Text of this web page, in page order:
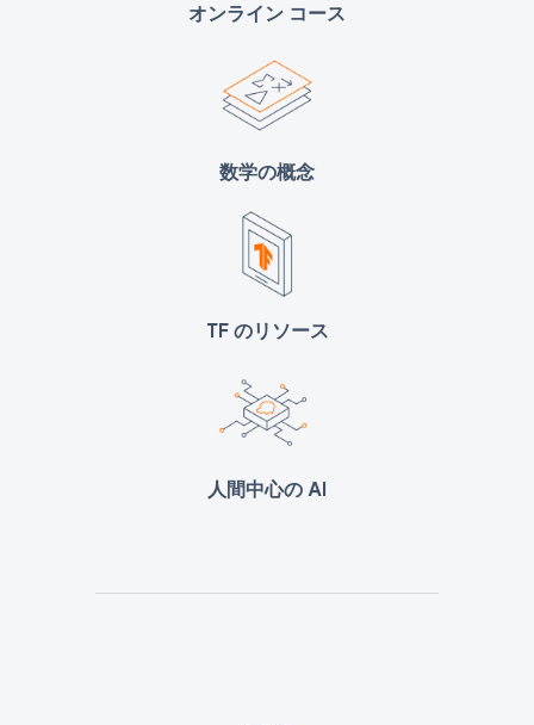
オンライン コース
数学の概念
TF のリソース
人間中心の AI